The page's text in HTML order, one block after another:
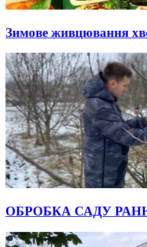
Зимове живцювання
ОБРОБКА САДУ